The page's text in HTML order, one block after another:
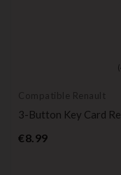
(
Compatible Renault
3-Button Key Card
€8.99Price